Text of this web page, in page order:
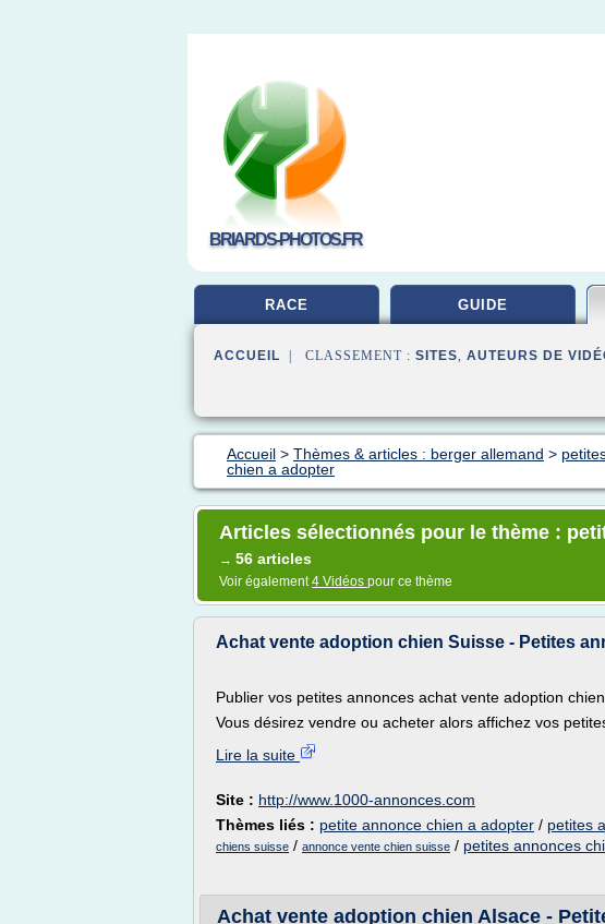
BRIARDS-PHOTOS.FR
RACE GUIDE
ACCUEIL | CLASSEMENT : SITES, AUTEURS DE
Accueil > Thèmes & articles : berger allemand >
chien a adopter
Articles sélectionnés pour le thème :
→ 56 articles
Voir également4 Vidéos pour ce thème
Achat vente adoption chien Suisse - Petites
Publier vos petites annonces achat vente adoption
Vous désirez vendre ou acheter alors affichez vos
Lire la suite
Site : http://www.1000-annonces.com
Thèmes liés : petite annonce chien a adopter / petites
chiens suisse / annonce vente chien suisse / petites annonces
Achat vente adoption chien Alsace -